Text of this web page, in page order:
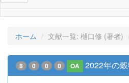
ホーム 文献一覧: 樋口修 (著者)
8 0 0 0 OA 2022年の